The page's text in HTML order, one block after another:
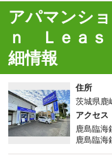
アパマンシ
ｎ Ｌｅａ
細情報
住所
茨城県鹿
アクセス
鹿島臨海
鹿島臨海